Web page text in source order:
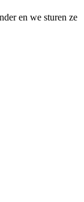
en we sturen ze